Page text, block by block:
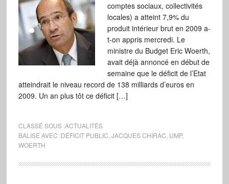
comptes sociaux, collectivités
locales) a atteint 7,9% du
produit intérieur brut en 2009 a-
t-on appris mercredi. Le
ministre du Budget Eric Woerth,
avait déjà annoncé en début de
semaine que le déficit de l’Etat
atteindrait le niveau record de 138 milliards d’euros en
2009. Un an plus tôt ce déficit […]
CLASSÉ SOUS :ACTUALITÉS
BALISÉ AVEC :DÉFICIT PUBLIC JACQUES CHIRAC UMP,
WOERTH